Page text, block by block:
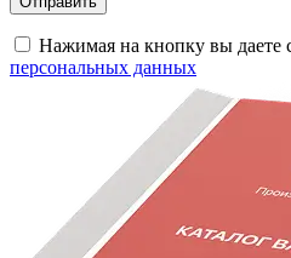
Нажимая на кнопку вы даете
персональных данных